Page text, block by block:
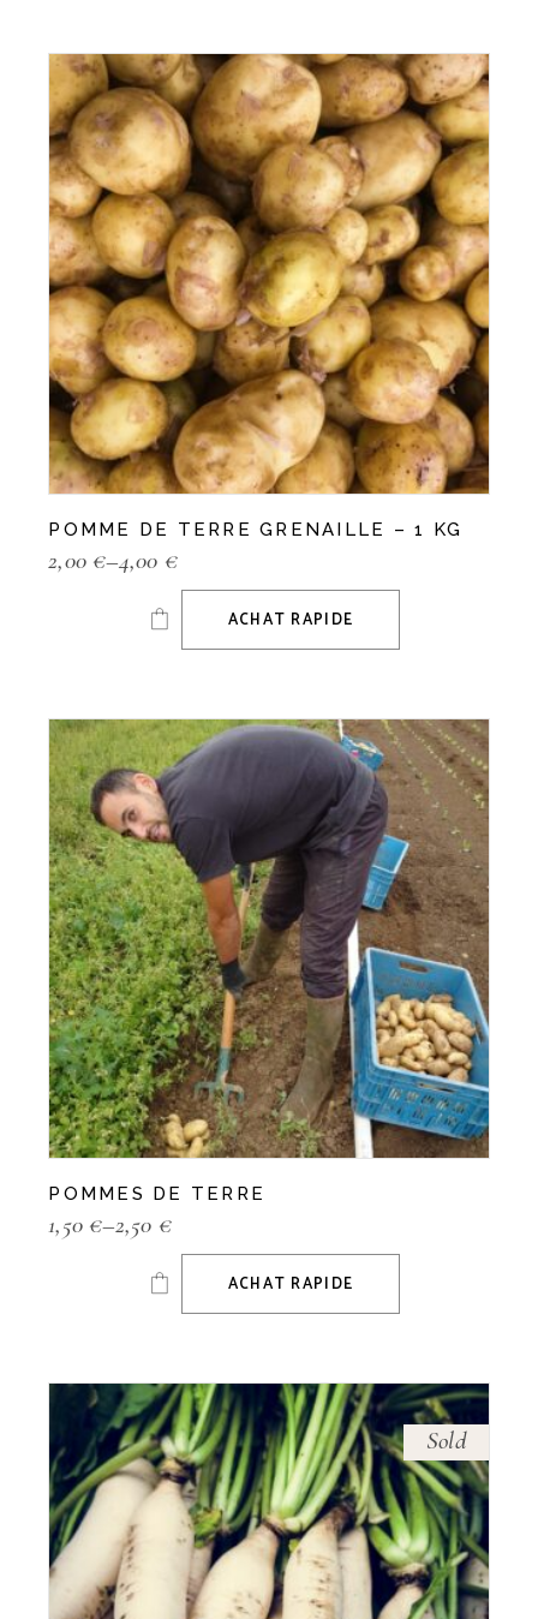
POMME DE TERRE GRENAILLE – 1 KG
2,00 €–4,00 €
ACHAT RAPIDE
POMMES DE TERRE
1,50 €–2,50 €
ACHAT RAPIDE
Sold